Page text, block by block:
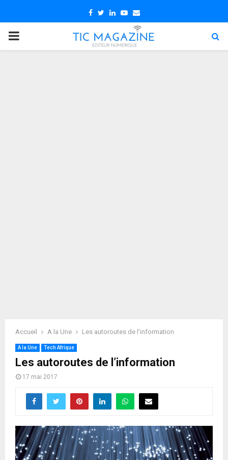
Facebook
TwitterLinkedin
Youtube
Email
PRIMARY
Accueil A la Une Les autoroutes de l’information
A la Une Tech Afrique
Les autoroutes de l’information
17 mai 2017